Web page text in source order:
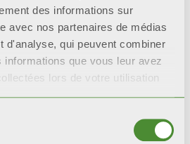
des informations sur
avec nos partenaires de médias
d'analyse, qui peuvent combiner
que vous leur avez
lors de votre utilisation